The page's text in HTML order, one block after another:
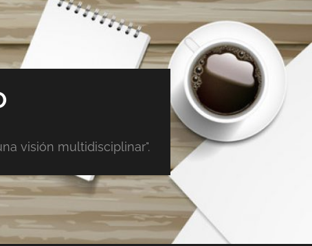
visión multidisciplinar".